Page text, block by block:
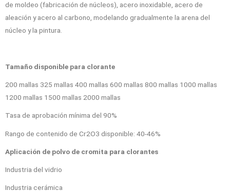
de moldeo (fabricación de núcleos), acero inoxidable, acero de
aleación y acero al carbono, modelando gradualmente la arena del
núcleo y la pintura.
Tamaño disponible para clorante
200 mallas 325 mallas 400 mallas 600 mallas 800 mallas 1000 mallas
1200 mallas 1500 mallas 2000 mallas
Tasa de aprobación mínima del 90%
Rango de contenido de Cr2O3 disponible: 40-46%
Aplicación de polvo de cromita para clorantes
Industria del vidrio
Industria cerámica